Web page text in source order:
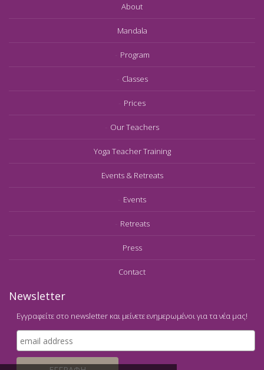
About
Mandala
Program
Classes
Prices
Our Teachers
Yoga Teacher Training
Events & Retreats
Events
Retreats
Press
Contact
Newsletter
Εγγραφείτε στο newsletter και μείνετε ενημερωμένοι για τα νέα μας!